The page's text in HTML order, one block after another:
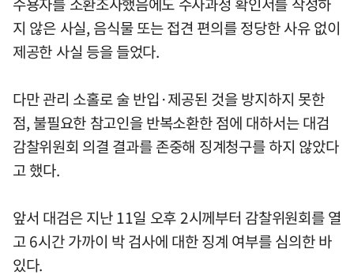
지 않은 사실, 음식물 또는 접견 편의를 정당한 사유 없이
제공한 사실 등을 들었다.
다만 관리 소홀로 술 반입·제공된 것을 방지하지 못한
점, 불필요한 참고인을 반복소환한 점에 대하서는 대검
감찰위원회 의결 결과를 존중해 징계청구를 하지 않았다
고 했다.
앞서 대검은 지난 11일 오후 2시께부터 감찰위원회를 열
고 6시간 가까이 박 검사에 대한 징계 여부를 심의한 바
있다.